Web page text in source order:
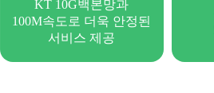
KT 10G백본망과
100M속도로 더욱 안정된
서비스 제공